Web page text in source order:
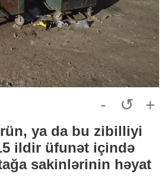
- ↺ +
ya da bu zibilliyi
15 ildir üfunət içində
sakinlərinin həyat